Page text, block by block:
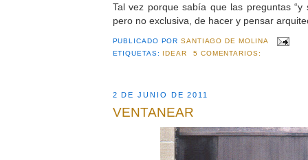
Tal vez porque sabía que las preguntas
pero no exclusiva, de hacer y pensar
PUBLICADO PORSANTIAGO DE MOLINA
ETIQUETAS: IDEAR 5 COMENTARIOS:
2 DE JUNIO DE 2011
VENTANEAR